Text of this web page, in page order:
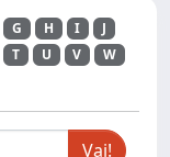
G H I
J
T U V
W